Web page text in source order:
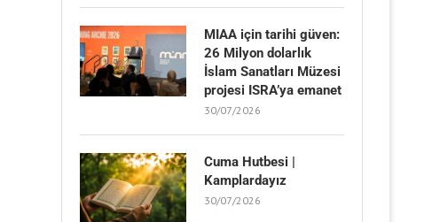
MIAA için tarihi güven:
26 Milyon dolarlık
İslam Sanatları Müzesi
projesi ISRA’ya emanet
30/07/2026
Cuma Hutbesi |
Kamplardayız
30/07/2026